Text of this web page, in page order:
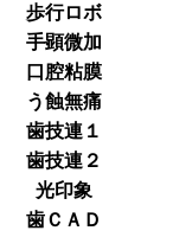
歩行ロボ
手顕微加
口腔粘膜
う蝕無痛
歯技連１
歯技連２
光印象
歯ＣＡＤ